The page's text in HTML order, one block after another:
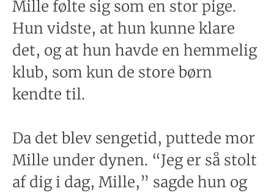
Mille følte sig som en stor pige.
Hun vidste, at hun kunne klare
det, og at hun havde en hemmelig
klub, som kun de store børn
kendte til.
Da det blev sengetid, puttede mor
Mille under dynen. “Jeg er så stolt
af dig i dag, Mille,” sagde hun og